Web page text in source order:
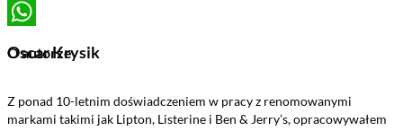
LinkedIn
O autorze
Oscar Krysik
Z ponad 10-letnim doświadczeniem w pracy z renomowanymi
markami takimi jak Lipton, Listerine i Ben & Jerry’s, opracowywałem